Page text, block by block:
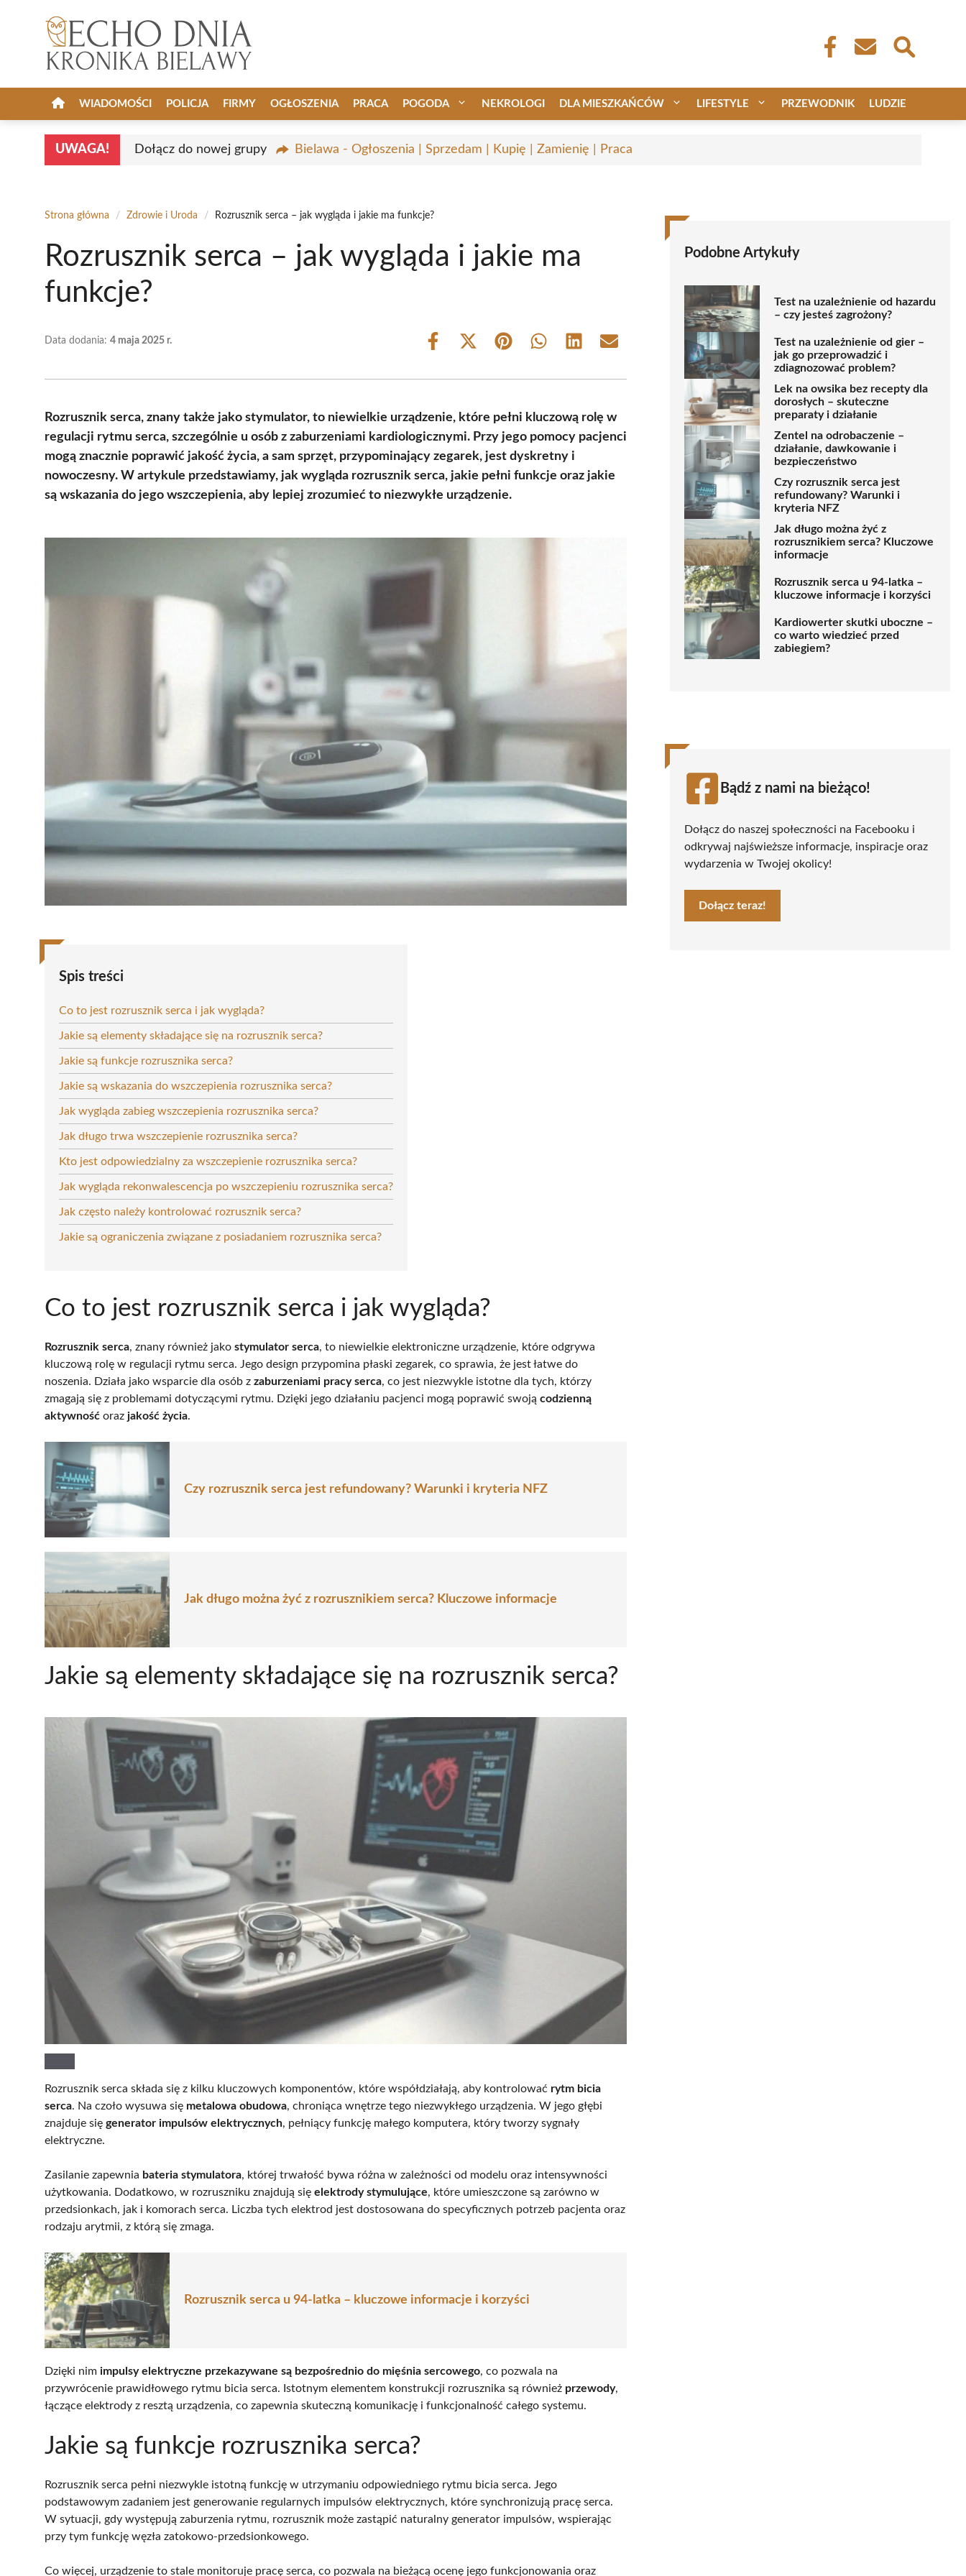
WIADOMOŚCI POLICJA FIRMY OGŁOSZENIA PRACA POGODA NEKROLOGI DLA MIESZKAŃCÓW LIFESTYLE PRZEWODNIK LUDZIE
UWAGA! Dołącz do nowej grupy Bielawa - Ogłoszenia | Sprzedam | Kupię | Zamienię | Praca
Strona główna / Zdrowie i Uroda / Rozrusznik serca – jak wygląda i jakie ma funkcje?
Rozrusznik serca – jak wygląda i jakie ma
funkcje?
Data dodania: 4 maja 2025 r.
Share
Share
(Twitter)
Share Share Share Share
Rozrusznik serca, znany także jako stymulator, to niewielkie urządzenie, które pełni kluczową rolę w
regulacji rytmu serca, szczególnie u osób z zaburzeniami kardiologicznymi. Przy jego pomocy pacjenci
mogą znacznie poprawić jakość życia, a sam sprzęt, przypominający zegarek, jest dyskretny i
nowoczesny. W artykule przedstawiamy, jak wygląda rozrusznik serca, jakie pełni funkcje oraz jakie
są wskazania do jego wszczepienia, aby lepiej zrozumieć to niezwykłe urządzenie.
Spis treści
Co to jest rozrusznik serca i jak wygląda?
Jakie są elementy składające się na rozrusznik serca?
Jakie są funkcje rozrusznika serca?
Jakie są wskazania do wszczepienia rozrusznika serca?
Jak wygląda zabieg wszczepienia rozrusznika serca?
Jak długo trwa wszczepienie rozrusznika serca?
Kto jest odpowiedzialny za wszczepienie rozrusznika serca?
Jak wygląda rekonwalescencja po wszczepieniu rozrusznika serca?
Jak często należy kontrolować rozrusznik serca?
Jakie są ograniczenia związane z posiadaniem rozrusznika serca?
Co to jest rozrusznik serca i jak wygląda?
Rozrusznik serca, znany również jako stymulator serca, to niewielkie elektroniczne urządzenie, które odgrywa
kluczową rolę w regulacji rytmu serca. Jego design przypomina płaski zegarek, co sprawia, że jest łatwe do
noszenia. Działa jako wsparcie dla osób z zaburzeniami pracy serca, co jest niezwykle istotne dla tych, którzy
zmagają się z problemami dotyczącymi rytmu. Dzięki jego działaniu pacjenci mogą poprawić swoją codzienną
aktywność oraz jakość życia.
Czy rozrusznik serca jest refundowany? Warunki i kryteria NFZ
Jak długo można żyć z rozrusznikiem serca? Kluczowe informacje
Jakie są elementy składające się na rozrusznik serca?
Rozrusznik serca składa się z kilku kluczowych komponentów, które współdziałają, aby kontrolować rytm bicia
serca. Na czoło wysuwa się metalowa obudowa, chroniąca wnętrze tego niezwykłego urządzenia. W jego głębi
znajduje się generator impulsów elektrycznych, pełniący funkcję małego komputera, który tworzy sygnały
elektryczne.
Zasilanie zapewnia bateria stymulatora, której trwałość bywa różna w zależności od modelu oraz intensywności
użytkowania. Dodatkowo, w rozruszniku znajdują się elektrody stymulujące, które umieszczone są zarówno w
przedsionkach, jak i komorach serca. Liczba tych elektrod jest dostosowana do specyficznych potrzeb pacjenta oraz
rodzaju arytmii, z którą się zmaga.
Rozrusznik serca u 94-latka – kluczowe informacje i korzyści
Dzięki nim impulsy elektryczne przekazywane są bezpośrednio do mięśnia sercowego, co pozwala na
przywrócenie prawidłowego rytmu bicia serca. Istotnym elementem konstrukcji rozrusznika są również przewody,
łączące elektrody z resztą urządzenia, co zapewnia skuteczną komunikację i funkcjonalność całego systemu.
Jakie są funkcje rozrusznika serca?
Rozrusznik serca pełni niezwykle istotną funkcję w utrzymaniu odpowiedniego rytmu bicia serca. Jego
podstawowym zadaniem jest generowanie regularnych impulsów elektrycznych, które synchronizują pracę serca.
W sytuacji, gdy występują zaburzenia rytmu, rozrusznik może zastąpić naturalny generator impulsów, wspierając
przy tym funkcję węzła zatokowo-przedsionkowego.
Co więcej, urządzenie to stale monitoruje pracę serca, co pozwala na bieżącą ocenę jego funkcjonowania oraz
Podobne Artykuły
Test na uzależnienie od hazardu
– czy jesteś zagrożony?
Test na uzależnienie od gier –
jak go przeprowadzić i
zdiagnozować problem?
Lek na owsika bez recepty dla
dorosłych – skuteczne
preparaty i działanie
Zentel na odrobaczenie –
działanie, dawkowanie i
bezpieczeństwo
Czy rozrusznik serca jest
refundowany? Warunki i
kryteria NFZ
Jak długo można żyć z
rozrusznikiem serca? Kluczowe
informacje
Rozrusznik serca u 94-latka –
kluczowe informacje i korzyści
Kardiowerter skutki uboczne –
co warto wiedzieć przed
zabiegiem?
Bądź z nami na bieżąco!
Dołącz do naszej społeczności na Facebooku i
odkrywaj najświeższe informacje, inspiracje oraz
wydarzenia w Twojej okolicy!
Dołącz teraz!